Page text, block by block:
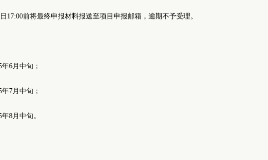
17:00前将最终申报材料报送至项目申报邮箱，逾期不予受理。
6月中旬；
7月中旬；
8月中旬。